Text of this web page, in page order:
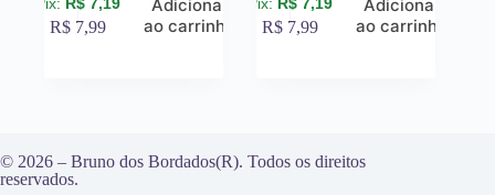
R$ 7,99
Adicionar
ao carrinho
R$ 7,99
Adicionar
ao carrinho
© 2026 – Bruno dos Bordados(R). Todos os direitos
reservados.